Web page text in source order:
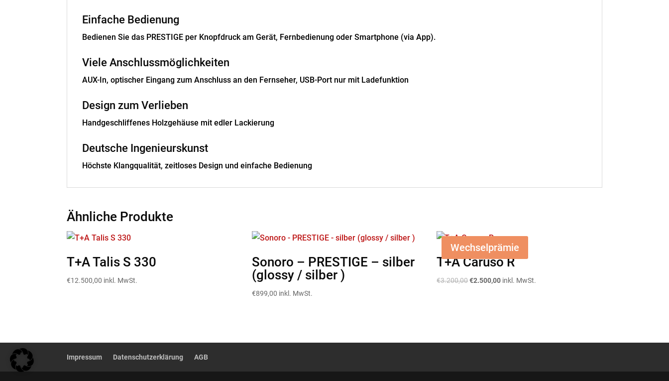
Einfache Bedienung
Bedienen Sie das PRESTIGE per Knopfdruck am Gerät, Fernbedienung oder Smartphone (via App).
Viele Anschlussmöglichkeiten
AUX-In, optischer Eingang zum Anschluss an den Fernseher, USB-Port nur mit Ladefunktion
Design zum Verlieben
Handgeschliffenes Holzgehäuse mit edler Lackierung
Deutsche Ingenieurskunst
Höchste Klangqualität, zeitloses Design und einfache Bedienung
Ähnliche Produkte
T+A Talis S 330
€12.500,00 inkl. MwSt.
Sonoro – PRESTIGE – silber
(glossy / silber )
€899,00 inkl. MwSt.
Wechselprämie
T+A Caruso R
€3.200,00Ursprünglicher
€2.500,00Aktueller
inkl. MwSt.
Impressum Datenschutzerklärung AGB